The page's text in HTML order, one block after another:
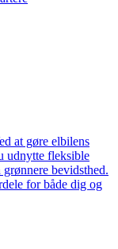
at gøre elbilens
udnytte fleksible
grønnere bevidsthed.
for både dig og